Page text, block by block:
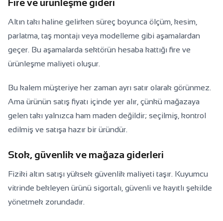
Fire ve ürünleşme gideri
Altın takı haline gelirken süreç boyunca ölçüm, kesim,
parlatma, taş montajı veya modelleme gibi aşamalardan
geçer. Bu aşamalarda sektörün hesaba kattığı fire ve
ürünleşme maliyeti oluşur.
Bu kalem müşteriye her zaman ayrı satır olarak görünmez.
Ama ürünün satış fiyatı içinde yer alır, çünkü mağazaya
gelen takı yalnızca ham maden değildir; seçilmiş, kontrol
edilmiş ve satışa hazır bir üründür.
Stok, güvenlik ve mağaza giderleri
Fiziki altın satışı yüksek güvenlik maliyeti taşır. Kuyumcu
vitrinde bekleyen ürünü sigortalı, güvenli ve kayıtlı şekilde
yönetmek zorundadır.